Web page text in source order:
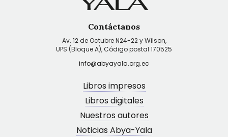
Contáctanos
Av. 12 de Octubre N24-22 y Wilson,
UPS (Bloque A), Código postal 170525
info@abyayala.org.ec
Libros impresos
Libros digitales
Nuestros autores
Noticias Abya-Yala